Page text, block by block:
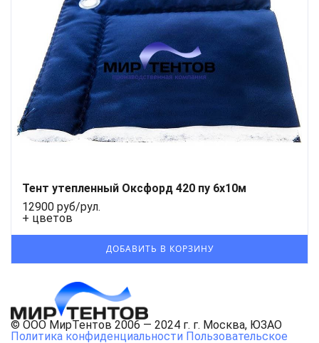
Тент утепленный Оксфорд 420 пу 6х10м
12900 руб/рул.
+ цветов
© ООО МирТентов 2006 — 2024 г. г. Москва, ЮЗАО
Политика конфиденциальности Пользовательское